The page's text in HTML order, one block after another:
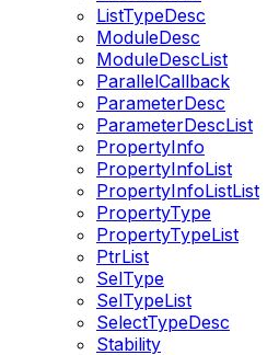
ListTypeDesc
ModuleDesc
ModuleDescList
ParallelCallback
ParameterDesc
ParameterDescList
PropertyInfo
PropertyInfoList
PropertyInfoListList
PropertyType
PropertyTypeList
PtrList
SelType
SelTypeList
SelectTypeDesc
Stability